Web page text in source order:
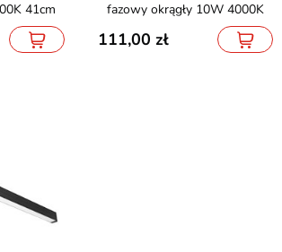
41cm
fazowy okrągły 10W 4000K
111,00